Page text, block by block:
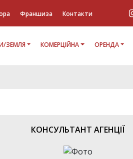
Франшиза Контакти
ЗЕМЛЯ КОМЕРЦІЙНА ОРЕНДА
КОНСУЛЬТАНТ АГЕНЦІЇ